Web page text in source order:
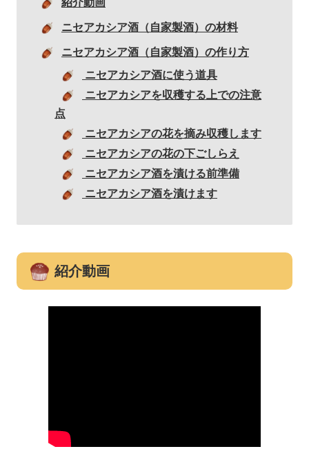
ニセアカシア酒（自家製酒）の材料
ニセアカシア酒（自家製酒）の作り方
ニセアカシア酒に使う道具
ニセアカシアを収穫する上での注意
点
ニセアカシアの花を摘み収穫します
ニセアカシアの花の下ごしらえ
ニセアカシア酒を漬ける前準備
ニセアカシア酒を漬けます
紹介動画